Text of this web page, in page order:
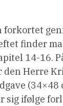
finder
14-16.
Herre
(34×48
sig ifølge